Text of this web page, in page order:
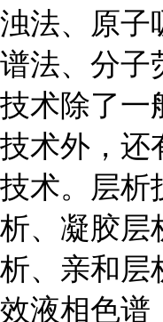
浊法、原子
谱法、分子
技术除了一
技术外，还
技术。层析
析、凝胶层
析、亲和层
效液相色谱